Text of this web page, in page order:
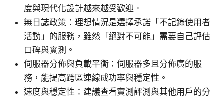
度與現代化設計越來越受歡迎。
無日誌政策：理想情況是選擇承諾「不記錄使用者
活動」的服務，雖然「絕對不可能」需要自己評估
口碑與實測。
伺服器分佈與負載平衡：伺服器多且分佈廣的服
務，能提高跨區連線成功率與穩定性。
速度與穩定性：建議查看實測評測與其他用戶的分